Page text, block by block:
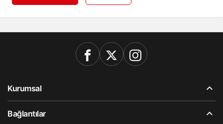
Kurumsal
Bağlantılar